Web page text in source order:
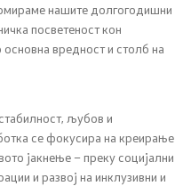
нашите долгогодишни
посветеност кон
вредност и столб на
љубов и
се фокусира на креирање
јакнење – преку социјални
и развој на инклузивни и